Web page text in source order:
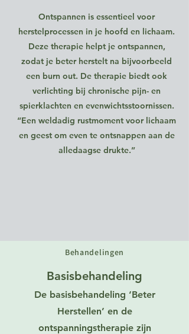
Ontspannen is essentieel voor
herstelprocessen in je hoofd en lichaam.
Deze therapie helpt je ontspannen,
zodat je beter herstelt na bijvoorbeeld
een burn out. De therapie biedt ook
verlichting bij chronische pijn- en
spierklachten en evenwichtsstoornissen.
“Een weldadig rustmoment voor lichaam
en geest om even te ontsnappen aan de
alledaagse drukte.”
Behandelingen
Basisbehandeling
De basisbehandeling ‘Beter
Herstellen’ en de
ontspanningstherapie zijn